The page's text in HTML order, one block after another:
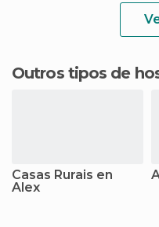
Outros tipos de
Casas Rurais en
Alex